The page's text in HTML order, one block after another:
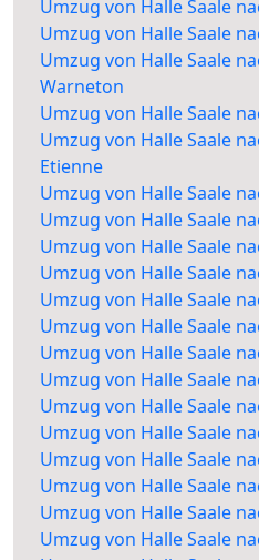
Umzug von Halle Saale
Umzug von Halle Saale
Umzug von Halle Saale
Warneton
Umzug von Halle Saale
Umzug von Halle Saale
Etienne
Umzug von Halle Saale
Umzug von Halle Saale
Umzug von Halle Saale
Umzug von Halle Saale
Umzug von Halle Saale
Umzug von Halle Saale
Umzug von Halle Saale
Umzug von Halle Saale
Umzug von Halle Saale
Umzug von Halle Saale
Umzug von Halle Saale
Umzug von Halle Saale
Umzug von Halle Saale
Umzug von Halle Saale